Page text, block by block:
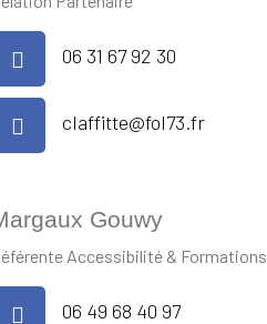
06 31 67 92 30
claffitte@fol73.fr
Gouwy
Accessibilité & Formations
06 49 68 40 97